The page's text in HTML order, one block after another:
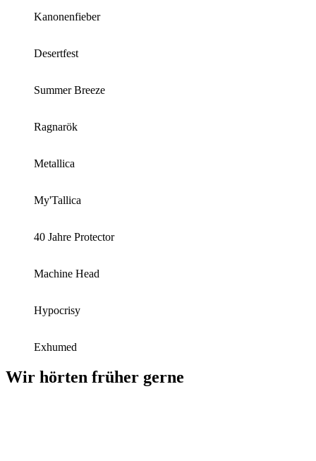
Kanonenfieber
Desertfest
Summer Breeze
Ragnarök
Metallica
My'Tallica
40 Jahre Protector
Machine Head
Hypocrisy
Exhumed
Wir hörten früher gerne